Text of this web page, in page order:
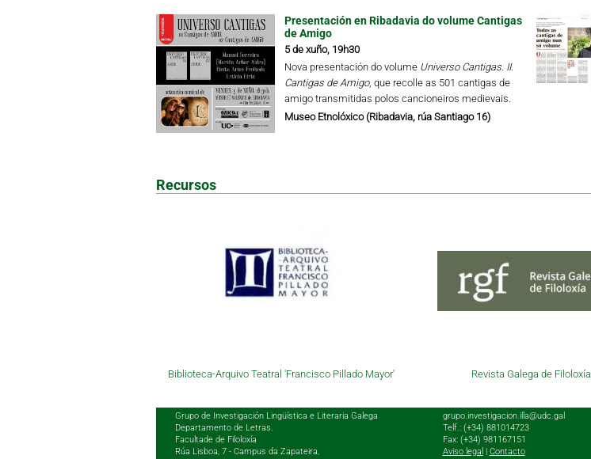
Presentación en Ribadavia do volume Cantigas
de Amigo
5 de xuño, 19h30
Nova presentación do volume Universo Cantigas. II.
Cantigas de Amigo, que recolle as 501 cantigas de
amigo transmitidas polos cancioneiros medievais.
Museo Etnolóxico (Ribadavia, rúa Santiago 16)
Recursos
Biblioteca-Arquivo Teatral 'Francisco Pillado Mayor' Revista Galega de Filoloxía
Grupo de Investigación Lingüística e Literaria Galega
Departamento de Letras.
Facultade de Filoloxía
Rúa Lisboa, 7 - Campus da Zapateira,
grupo.investigacion.illa@udc.gal
Telf.: (+34) 881014723
Fax: (+34) 981167151
Aviso legal | Contacto